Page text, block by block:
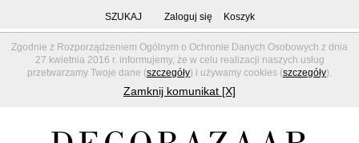
Zgodnie z Rozporządzeniem Ogólnym o Ochronie Danych Osobowych z dnia
27 kwietnia 2016 r. informujemy, że w celu realizacji naszych usług
przetwarzamy Twoje dane (szczegóły) i używamy cookies (szczegóły).
Zamknij komunikat [X]
SZUKAJ Zaloguj się Koszyk